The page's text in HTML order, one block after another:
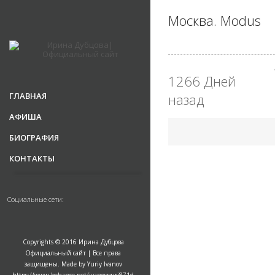
ГЛАВНАЯ
АФИША
БИОГРАФИЯ
КОНТАКТЫ
Социальные сети:
Copyrights © 2016 Ирина Дубцова
Официальный сайт | Все права
защищены. Made by Yuriy Ivanov
Москва. Modus
1266 Дней
назад